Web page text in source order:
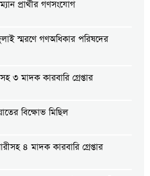
প্রার্থীর গণসংযোগ
স্মরণে গণঅধিকার পরিষদের
৩ মাদক কারবারি গ্রেপ্তার
বিক্ষোভ মিছিল
৪ মাদক কারবারি গ্রেপ্তার